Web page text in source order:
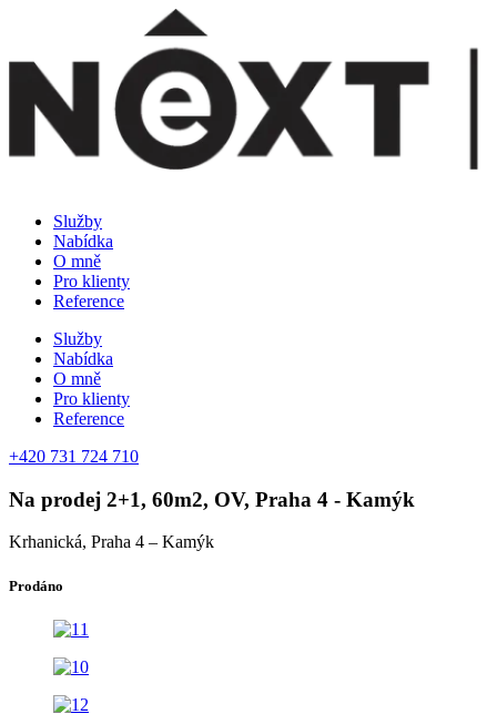
obsahu
Služby
Nabídka
O mně
Pro klienty
Reference
Služby
Nabídka
O mně
Pro klienty
Reference
+420 731 724 710
Na prodej 2+1, 60m2, OV, Praha 4 - Kamýk
Krhanická, Praha 4 – Kamýk
Prodáno